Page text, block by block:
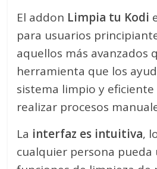
El addon Limpia tu Kodi
para usuarios
aquellos más avanzados
herramienta que los
sistema limpio y eficiente
realizar procesos
La interfaz es intuitiva,
cualquier persona pueda